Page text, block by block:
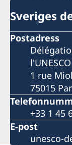
Sveriges
Postadress
l'UNESCO
1 rue
75015
+33 1 45
E-post
unesco-